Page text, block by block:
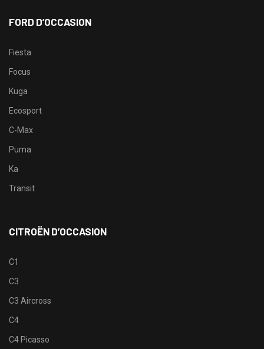
FORD D’OCCASION
Fiesta
Focus
Kuga
Ecosport
C-Max
Puma
Ka
Transit
CITROËN D’OCCASION
C1
C3
C3 Aircross
C4
C4 Picasso